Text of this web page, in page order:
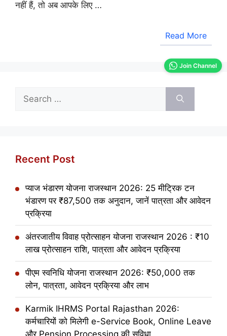
नहीं हैं, तो अब आपके लिए …
Read More
Search
for:
Recent Post
प्याज भंडारण योजना राजस्थान 2026: 25 मीट्रिक टन
भंडारण पर ₹87,500 तक अनुदान, जानें पात्रता और आवेदन
प्रक्रिया
अंतरजातीय विवाह प्रोत्साहन योजना राजस्थान 2026 : ₹10
लाख प्रोत्साहन राशि, पात्रता और आवेदन प्रक्रिया
पीएम स्वनिधि योजना राजस्थान 2026: ₹50,000 तक
लोन, पात्रता, आवेदन प्रक्रिया और लाभ
Karmik IHRMS Portal Rajasthan 2026:
कर्मचारियों को मिलेगी e-Service Book, Online Leave
और Pension Processing की सुविधा
Join Channel